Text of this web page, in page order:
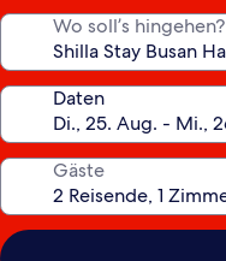
Wo soll’s hingehen?
Daten
Gäste